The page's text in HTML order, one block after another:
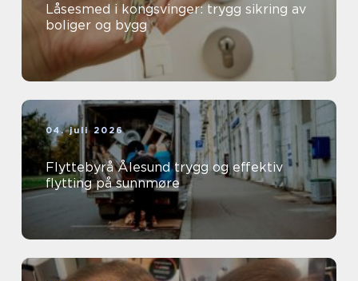
Låsesmed i kongsvinger: trygg sikring av
boliger og bygg
04. juli 2026
Flyttebyrå Ålesund trygg og effektiv
flytting på sunnmøre